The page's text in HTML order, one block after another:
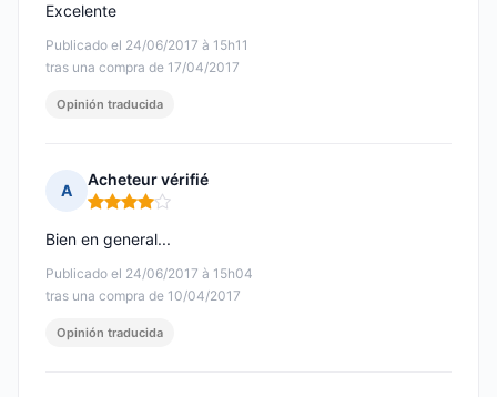
Publicado el 24/06/2017 à 15h11
tras una compra de 17/04/2017
Excelente
Opinión traducida
A
Acheteur vérifié
Nota: 4 de 5
Publicado el 24/06/2017 à 15h04
tras una compra de 10/04/2017
Bien en general...
Opinión traducida